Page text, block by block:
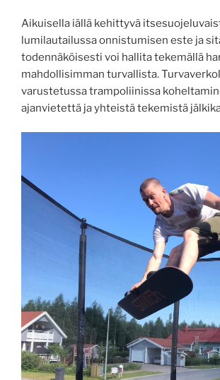
Aikuisella iällä kehittyvä
lumilautailussa onnistumisen este ja
todennäköisesti voi hallita tekemällä
mahdollisimman turvallista.
varustetussa trampoliinissa
ajanvietettä ja yhteistä tekemistä